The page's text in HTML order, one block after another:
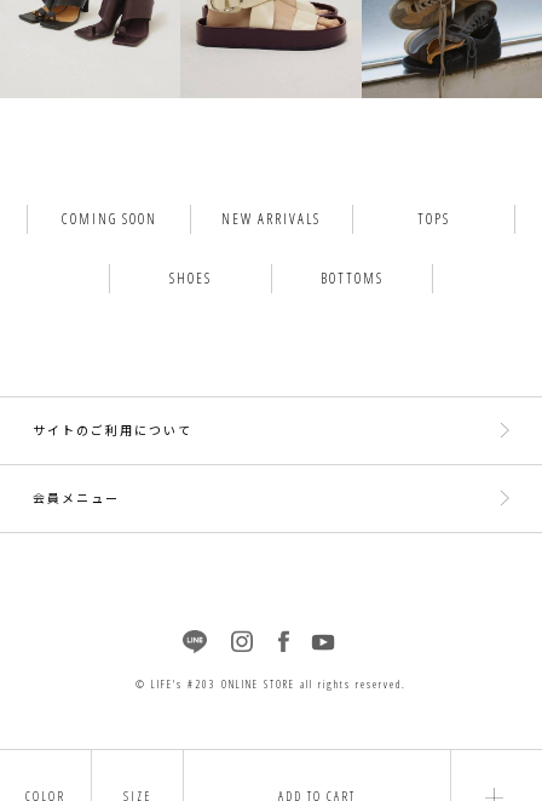
COLOR SIZE ADD TO CART
COMING SOON NEW ARRIVALS TOPS
SHOES BOTTOMS
サイトのご利用について
会員メニュー
© LIFE's #203 ONLINE STORE all rights reserved.